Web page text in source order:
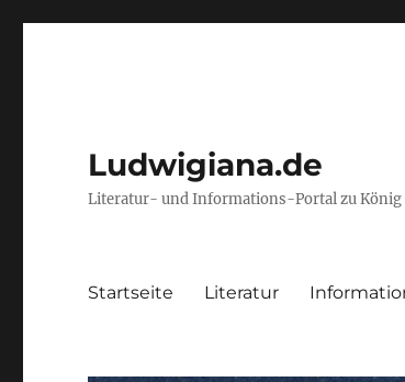
Ludwigiana.de
Literatur- und Informations-Portal zu König
Startseite Literatur